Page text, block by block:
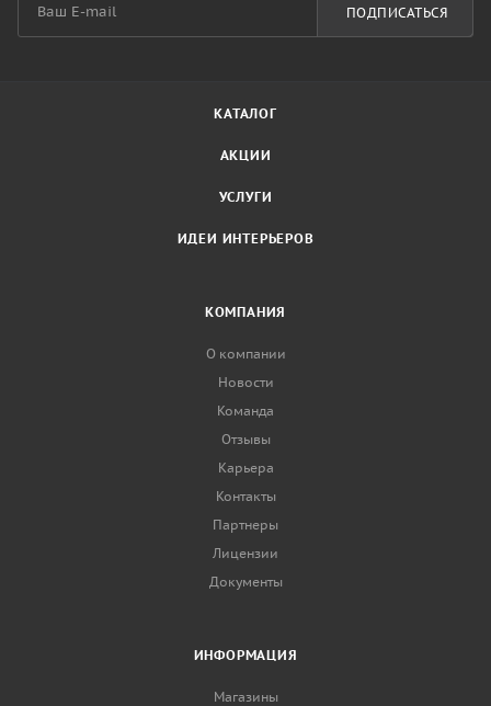
ПОДПИСАТЬСЯ
КАТАЛОГ
АКЦИИ
УСЛУГИ
ИДЕИ ИНТЕРЬЕРОВ
КОМПАНИЯ
О компании
Новости
Команда
Отзывы
Карьера
Контакты
Партнеры
Лицензии
Документы
ИНФОРМАЦИЯ
Магазины